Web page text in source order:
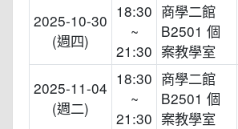
2025-10-30
(週四)
18:30
~
21:30
商學二館
B2501 個
案教學室
2025-11-04
(週二)
18:30
~
21:30
商學二館
B2501 個
案教學室